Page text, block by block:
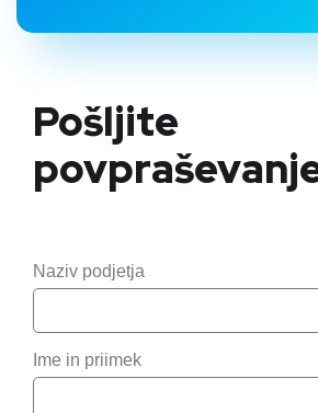
Pošljite
Naziv podjetja
Ime in priimek